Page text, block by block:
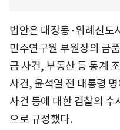
법안은 대장동·위례신도
민주연구원 부원장의 금
금 사건, 부동산 등 통계
사건, 윤석열 전 대통령
사건 등에 대한 검찰의 수
으로 규정했다.